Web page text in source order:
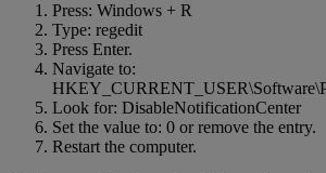
Press: Windows + R
Type: regedit
Press Enter.
Navigate to:
Look for: DisableNotificationCenter
Set the value to: 0 or remove the entry.
Restart the computer.